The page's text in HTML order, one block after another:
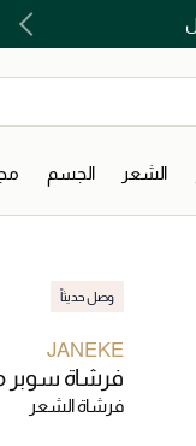
الشعر الجسم
وصل حديثاً
JANEKE
فرشاة سوبر
فرشاة الشعر